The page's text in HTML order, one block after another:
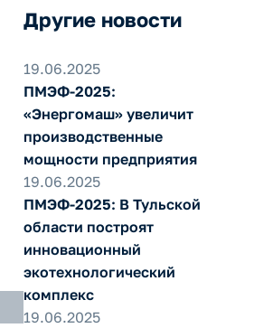
Другие новости
19.06.2025
ПМЭФ-2025:
«Энергомаш» увеличит
производственные
мощности предприятия
19.06.2025
ПМЭФ-2025: В Тульской
области построят
инновационный
экотехнологический
комплекс
19.06.2025